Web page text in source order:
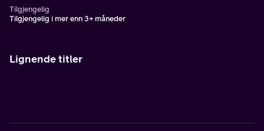
Tilgjengelig
Tilgjengelig i mer enn 3+ måneder
Lignende titler